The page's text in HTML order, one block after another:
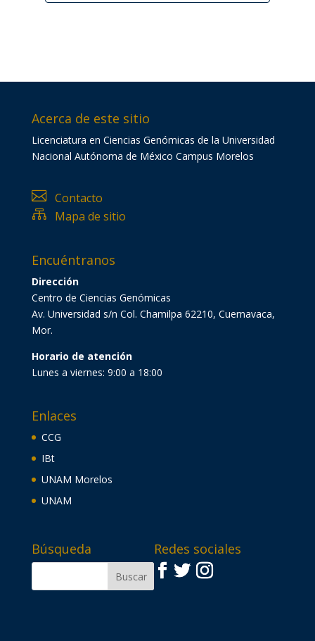
Acerca de este sitio
Licenciatura en Ciencias Genómicas de la Universidad
Nacional Autónoma de México Campus Morelos
 Contacto
 Mapa de sitio
Encuéntranos
Dirección
Centro de Ciencias Genómicas
Av. Universidad s/n Col. Chamilpa 62210, Cuernavaca,
Mor.
Horario de atención
Lunes a viernes: 9:00 a 18:00
Enlaces
CCG
IBt
UNAM Morelos
UNAM
Búsqueda Redes sociales